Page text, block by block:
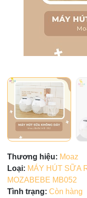
Thương hiệu: Moaz
Loại: MÁY HÚT SỮA
MOZABEBE MB052
Tình trạng: Còn hàng